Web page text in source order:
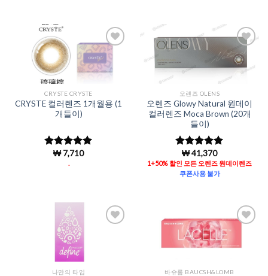
Add to
Wishlist
CRYSTE CRYSTE
CRYSTE 컬러렌즈 1개월용 (1
개들이)
5 중에서
로 평
₩7,710
.
Add to
Wishlist
오렌즈 OLENS
오렌즈 Glowy Natural 원데이
컬러렌즈 Moca Brown (20개
들이)
5 중에서
로 평가됨
₩41,370
1+50% 할인 모든 오렌즈 원데이렌즈
쿠폰사용 불가
나만의 타입
Add to
Wishlist
바슈롬 BAUCSH&LOMB